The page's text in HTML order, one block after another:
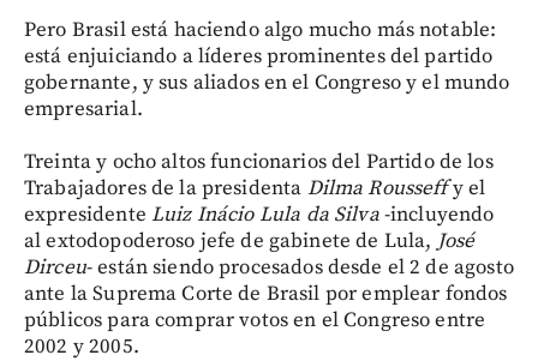
Pero Brasil está haciendo algo mucho más notable:
está enjuiciando a líderes prominentes del partido
gobernante, y sus aliados en el Congreso y el mundo
empresarial.
Treinta y ocho altos funcionarios del Partido de los
Trabajadores de la presidenta Dilma Rousseffy el
expresidente Luiz Inácio Lula da Silva-incluyendo
al extodopoderoso jefe de gabinete de Lula, José
Dirceu- están siendo procesados desde el 2 de agosto
ante la Suprema Corte de Brasil por emplear fondos
públicos para comprar votos en el Congreso entre
2002 y 2005.